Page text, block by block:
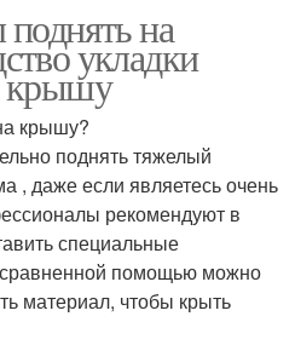
на
укладки
крышу
крышу?
поднять тяжелый
, даже если являетесь очень
рекомендуют в
специальные
помощью можно
материал, чтобы крыть